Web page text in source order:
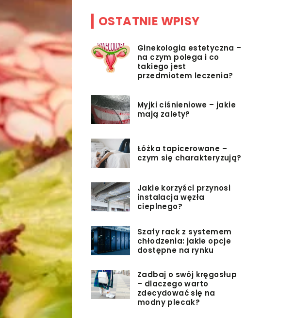
OSTATNIE WPISY
Ginekologia estetyczna –
na czym polega i co
takiego jest
przedmiotem leczenia?
Myjki ciśnieniowe – jakie
mają zalety?
Łóżka tapicerowane –
czym się charakteryzują?
Jakie korzyści przynosi
instalacja węzła
cieplnego?
Szafy rack z systemem
chłodzenia: jakie opcje
dostępne na rynku
Zadbaj o swój kręgosłup
– dlaczego warto
zdecydować się na
modny plecak?